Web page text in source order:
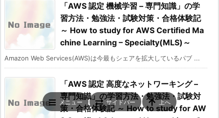
「AWS 認定 機械学習 – 専門知識」の学
習方法・勉強法・試験対策・合格体験記
～ How to study for AWS Certified Ma
chine Learning – Specialty(MLS)～
Amazon Web Services(AWS)は今最もシェアを拡大しているパブ ...
「AWS 認定 高度なネットワーキング –
専門知識」の学習方法・勉強法・試験対
策・合格体験記 ～ How to study for AW
メニュー サイドバー 上へ